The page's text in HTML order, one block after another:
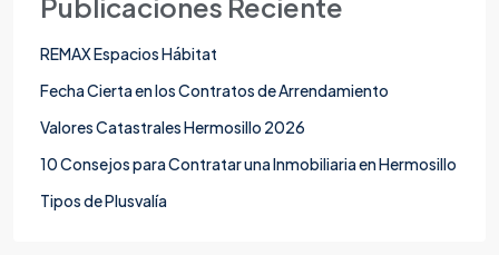
REMAX Espacios Hábitat
Fecha Cierta en los Contratos de Arrendamiento
Valores Catastrales Hermosillo 2026
10 Consejos para Contratar una Inmobiliaria en Hermosillo
Tipos de Plusvalía